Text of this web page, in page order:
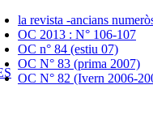
la revista -ancians
OC 2013 : N° 106-107
OC n° 84 (estiu 07)
OC N° 83 (prima 2007)
OC N° 82 (Ivern 2006-